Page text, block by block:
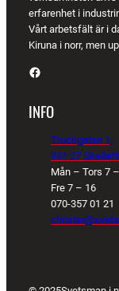
erfarenhet i
Vårt arbetsfält är i
Kiruna i norr, men
Facebook
INFO
Truckgatan 1,
931 27
Mån – Tors 7
Fre 7 – 16
070-357 01 21